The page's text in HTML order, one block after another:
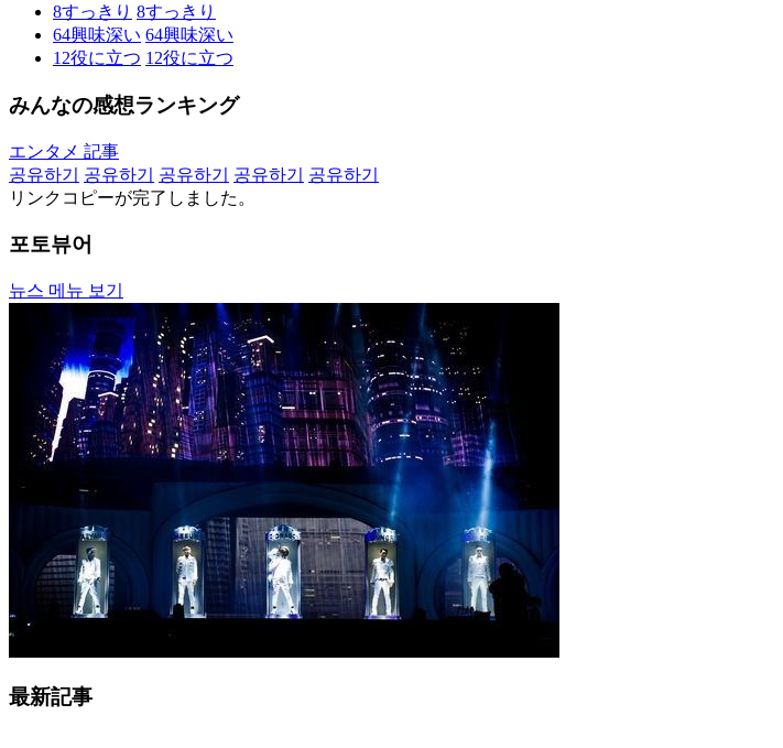
8すっきり 8すっきり
64興味深い 64興味深い
12役に立つ 12役に立つ
みんなの感想ランキング
エンタメ 記事
공유하기
공유하기 공유하기 공유하기
공유하기
リンクコピーが完了しました。
포토뷰어
뉴스 메뉴 보기
最新記事